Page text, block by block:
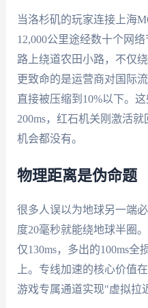
当洛杉矶的玩家连接上海
12,000公里途经数十个网
路上绕道农田小路，不仅
更致命的是运营商对国际
直接被压缩到10%以下。
200ms，红石机关刚激活
机会都没有。
物理距离是伪命题
很多人误以为地球另一端
度20毫秒就能绕地球半圈
仅130ms，多出的100ms
上。专线加速的核心价值
游戏专属通道实现"虚拟拉